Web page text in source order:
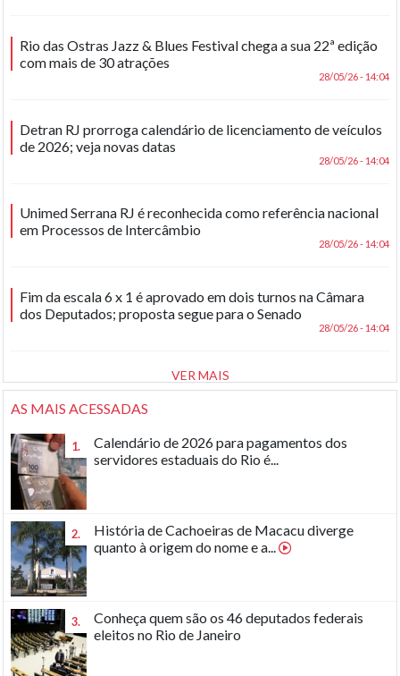
Rio das Ostras Jazz & Blues Festival chega a sua 22ª edição
com mais de 30 atrações
28/05/26 - 14:04
Detran RJ prorroga calendário de licenciamento de veículos
de 2026; veja novas datas
28/05/26 - 14:04
Unimed Serrana RJ é reconhecida como referência nacional
em Processos de Intercâmbio
28/05/26 - 14:04
Fim da escala 6 x 1 é aprovado em dois turnos na Câmara
dos Deputados; proposta segue para o Senado
28/05/26 - 14:04
VER MAIS
AS MAIS ACESSADAS
1.
Calendário de 2026 para pagamentos dos
servidores estaduais do Rio é...
2.
História de Cachoeiras de Macacu diverge
quanto à origem do nome e a...
3.
Conheça quem são os 46 deputados federais
eleitos no Rio de Janeiro